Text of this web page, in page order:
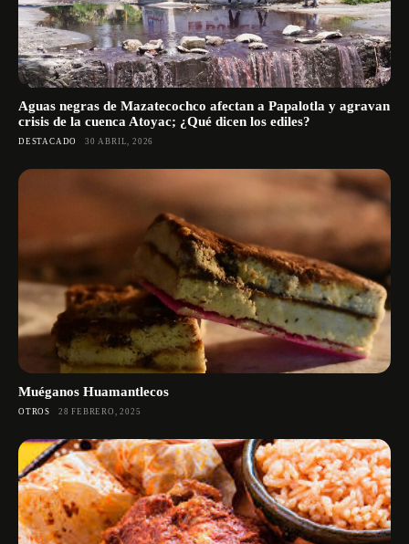
Aguas negras de Mazatecochco afectan a Papalotla y agravan
crisis de la cuenca Atoyac; ¿Qué dicen los ediles?
DESTACADO 30 ABRIL, 2026
Muéganos Huamantlecos
OTROS 28 FEBRERO, 2025